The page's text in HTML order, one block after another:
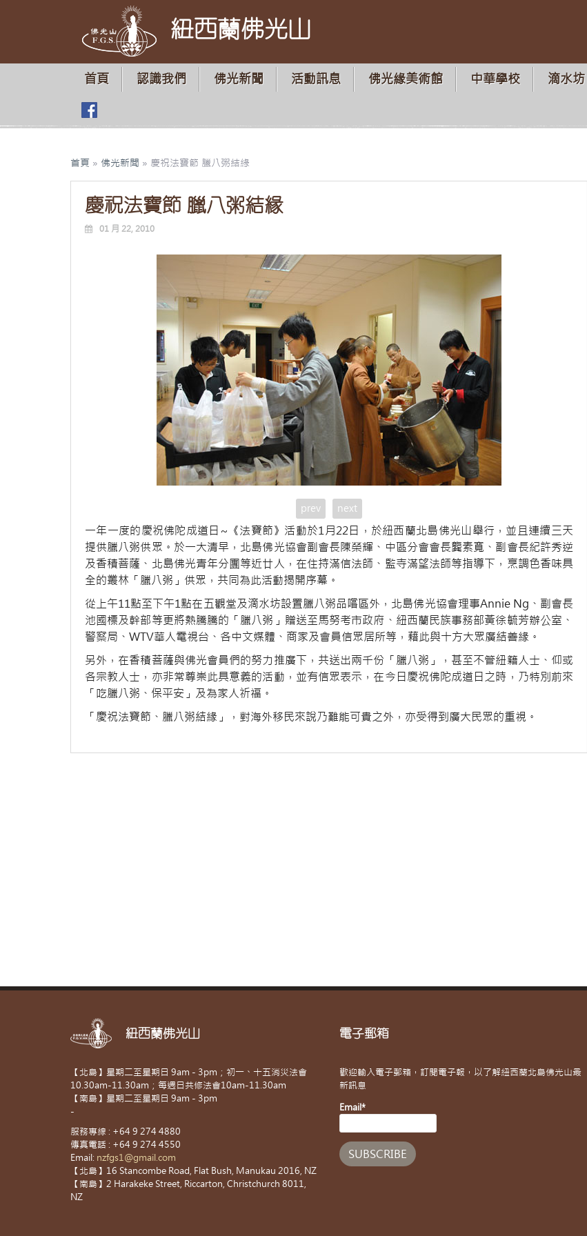
紐西蘭佛光山
首頁 認識我們 佛光新聞 活動訊息 佛光緣美術館 中華學校 滴水坊
首頁 » 佛光新聞 » 慶祝法寶節 臘八粥結緣
慶祝法寶節 臘八粥結緣
01 月 22, 2010
prev next
一年一度的慶祝佛陀成道日~《法寶節》活動於1月22日，於紐西蘭北島佛光山舉行，並且連續三天
提供臘八粥供眾。於一大清早，北島佛光協會副會長陳榮輝、中區分會會長龔素寬、副會長紀許秀逆
及香積菩薩、北島佛光青年分團等近廿人，在住持滿信法師、監寺滿望法師等指導下，烹調色香味具
全的叢林「臘八粥」供眾，共同為此活動揭開序幕。
從上午11點至下午1點在五觀堂及滴水坊設置臘八粥品嚐區外，北島佛光協會理事Annie Ng、副會長
池國標及幹部等更將熱騰騰的「臘八粥」贈送至馬努考市政府、紐西蘭民族事務部黃徐毓芳辦公室、
警察局、WTV華人電視台、各中文媒體、商家及會員信眾居所等，藉此與十方大眾廣結善緣。
另外，在香積菩薩與佛光會員們的努力推廣下，共送出兩千份「臘八粥」，甚至不管紐籍人士、仰或
各宗教人士，亦非常尊崇此具意義的活動，並有信眾表示，在今日慶祝佛陀成道日之時，乃特別前來
「吃臘八粥、保平安」及為家人祈福。
「慶祝法寶節、臘八粥結緣」，對海外移民來說乃難能可貴之外，亦受得到廣大民眾的重視。
紐西蘭佛光山
【北島】星期二至星期日 9am - 3pm；初一、十五消災法會
10.30am-11.30am；每週日共修法會10am-11.30am
【南島】星期二至星期日 9am - 3pm
-
服務專線 : +64 9 274 4880
傳真電話 : +64 9 274 4550
Email: nzfgs1@gmail.com
【北島】16 Stancombe Road, Flat Bush, Manukau 2016, NZ
【南島】2 Harakeke Street, Riccarton, Christchurch 8011,
NZ
電子郵箱
歡迎輸入電子郵箱，訂閱電子報，以了解紐西蘭北島佛光山最
新訊息
Email*